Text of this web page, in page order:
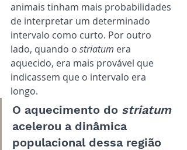
animais tinham mais probabilidades
de interpretar um determinado
intervalo como curto. Por outro
lado, quando o striatum era
aquecido, era mais provável que
indicassem que o intervalo era
longo.
O aquecimento do striatum
acelerou a dinâmica
populacional dessa região